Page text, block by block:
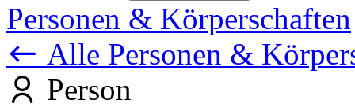
Personen & Körperschaften
Alle Personen &
Person